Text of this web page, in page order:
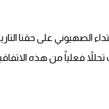
فعلياً من هذه